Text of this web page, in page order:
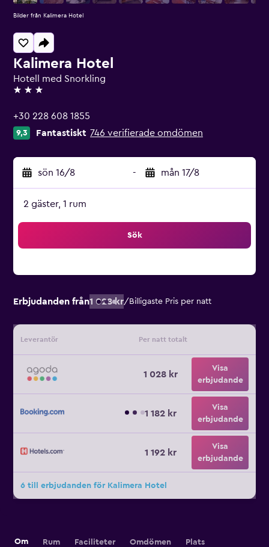
Kalimera Hotel
Hotell med Snorkling
3 stjärnor
+30 228 608 1855
9,3 Fantastiskt 746 verifierade omdömen
sön 16/8 - mån 17/8
2 gäster, 1 rum
Sök
Erbjudanden från1 028 kr/ Billigaste Pris per natt
Leverantör Per natt totalt
1 028 kr
Visa
erbjudande
1 182 kr
Visa
erbjudande
1 192 kr
Visa
erbjudande
6 till erbjudanden för Kalimera Hotel
Bilder från Kalimera Hotel
Om Rum Faciliteter Omdömen Plats